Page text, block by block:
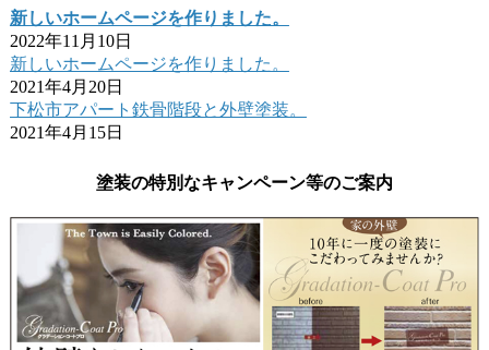
新しいホームページを作りました。
2022年11月10日
新しいホームページを作りました。
2021年4月20日
下松市アパート鉄骨階段と外壁塗装。
2021年4月15日
2021年4月9日
2021年4月6日
山口市アパート タイルクリヤー塗装。
塗装の特別なキャンペーン等のご案内